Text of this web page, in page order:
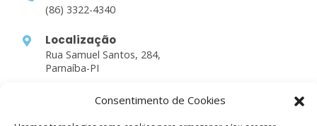
Consentimento de Cookies
(86) 3322-4340
Localização
Rua Samuel Santos, 284,
Parnaíba-PI
Links Rápidos